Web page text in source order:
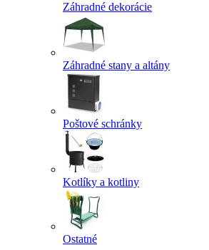
Záhradné dekorácie
Záhradné stany a altány
Poštové schránky
Kotlíky a kotliny
Ostatné